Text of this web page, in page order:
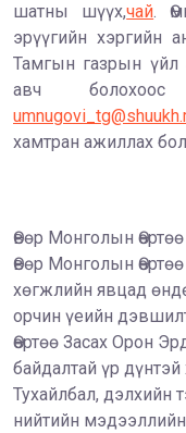
шатны шүүх,чай.
эрүүгийн хэргийн
Тамгын газрын үйл
авч
хамтран ажиллах
Өвөр Монголын
Өвөр Монголын
хөгжлийн явцад
орчин үеийн
Өөртөө Засах Орон
байдалтай үр
Тухайлбал, дэлхийн
нийтийн